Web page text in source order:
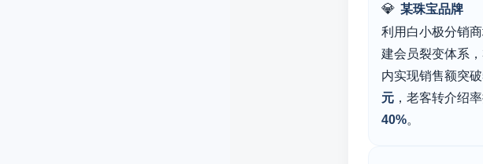
💎 某珠宝品牌
利用白小极分销
建会员裂变体系，
内实现销售额突破
元 ，老客转介绍
40%。